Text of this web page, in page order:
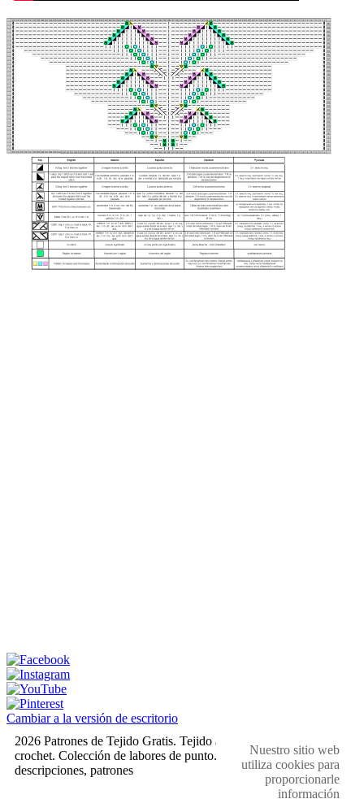
Cambiar a la versión de escritorio
2026 Patrones de Tejido Gratis. Tejido a dos agujas y
crochet. Colección de labores de punto. Muestras,
descripciones, patrones
Nuestro sitio web
utiliza cookies para
proporcionarle
información